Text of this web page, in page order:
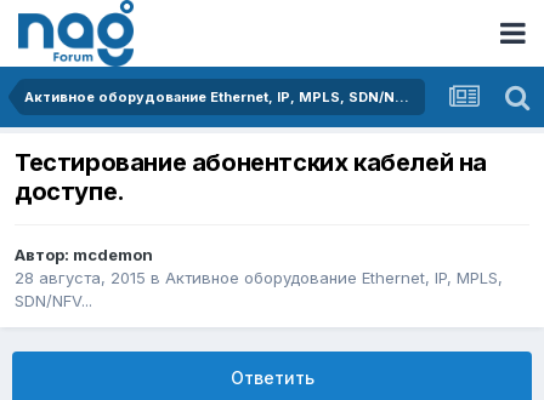
Активное оборудование Ethernet, IP, MPLS, SDN/NFV...
Тестирование абонентских кабелей на
доступе.
Автор: mcdemon
28 августа, 2015 в Активное оборудование Ethernet, IP, MPLS,
SDN/NFV...
Ответить